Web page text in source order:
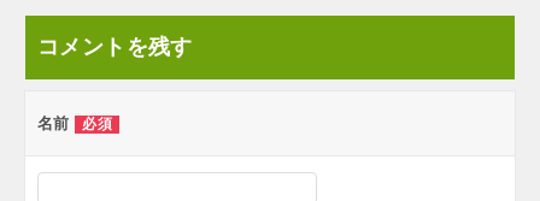
コメントを残す
名前 必須